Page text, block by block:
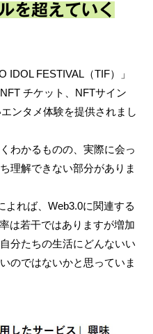
を超えていく
FESTIVAL（TIF）」
チケット、NFTサイン
ンタメ体験を提供されまし
わかるものの、実際に会っ
理解できない部分がありま
れば、Web3.0に関連する
は若干ではありますが増加
分たちの生活にどんないい
のではないかと思っていま